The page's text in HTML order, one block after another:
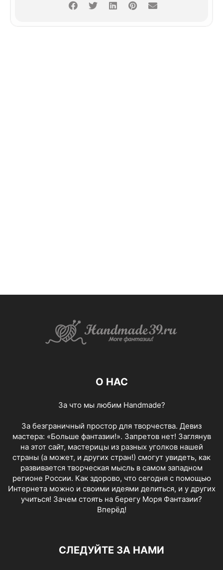
О НАС
За что мы любим Handmade?
За безграничный простор для творчества. Девиз
мастера: «Больше фантазии!». Запретов нет! Заглянув
на этот сайт, мастерицы из разных уголков нашей
страны (а может, и других стран!) смогут увидеть, как
развивается творческая мысль в самом западном
регионе России. Как здорово, что сегодня с помощью
Интернета можно и своими идеями делиться, и у других
учиться! Зачем стоять на берегу Моря Фантазии?
Вперёд!
СЛЕДУЙТЕ ЗА НАМИ